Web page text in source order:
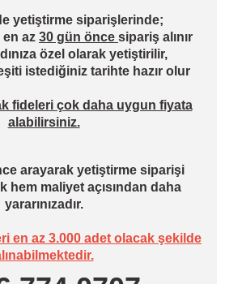
yetiştirme siparişlerinde;
az 30 gün önce sipariş alınır
özel olarak yetiştirilir,
istediğiniz tarihte hazır olur
fideleri çok daha uygun fiyata
alabilirsiniz.
arayarak yetiştirme siparişi
hem maliyet açısından daha
yararınızadır.
en az 3.000 adet olacak şekilde